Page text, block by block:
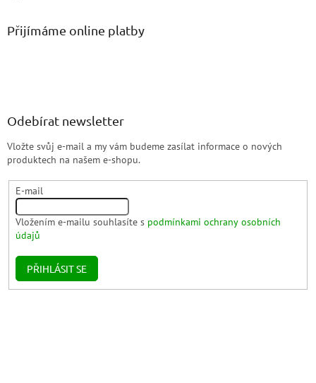
Přijímáme online platby
Odebírat newsletter
Vložte svůj e-mail a my vám budeme zasílat informace o nových
produktech na našem e-shopu.
E-mail
Vložením e-mailu souhlasíte s podmínkami ochrany osobních
údajů
PŘIHLÁSIT SE